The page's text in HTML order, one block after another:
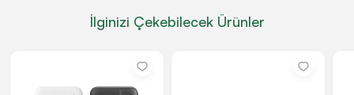
İlginizi Çekebilecek Ürünler